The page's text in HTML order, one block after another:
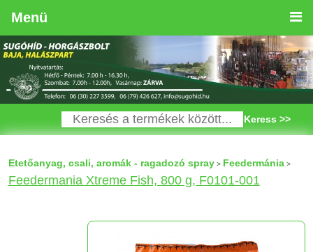
Menü
Keress >>
Etetőanyag, csali, aromák - ragadozó spray> Feedermánia>
Feedermania Xtreme Fish, 800 g, F0101-001